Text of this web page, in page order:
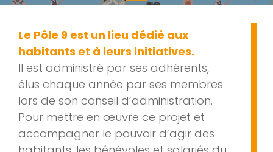
Le Pôle 9 est un lieu dédié aux
habitants et à leurs initiatives.
Il est administré par ses adhérents,
élus chaque année par ses membres
lors de son conseil d’administration.
Pour mettre en œuvre ce projet et
accompagner le pouvoir d’agir des